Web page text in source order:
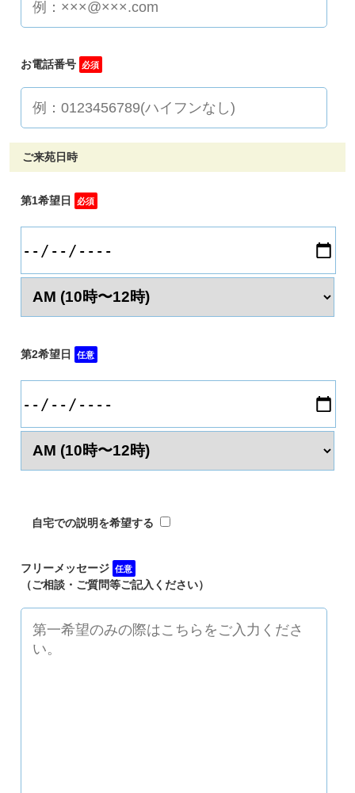
お電話番号 必須
ご来苑日時
第1希望日 必須
第2希望日 任意
自宅での説明を希望する
フリーメッセージ 任意
（ご相談・ご質問等ご記入ください）